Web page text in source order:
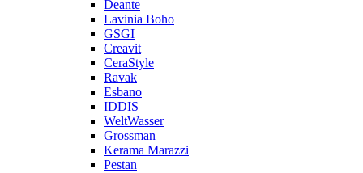
Deante
Lavinia Boho
GSGI
Creavit
CeraStyle
Ravak
Esbano
IDDIS
WeltWasser
Grossman
Kerama Marazzi
Pestan